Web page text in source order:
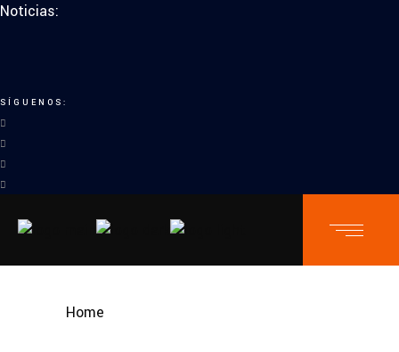
Noticias:
SÍGUENOS:
Home